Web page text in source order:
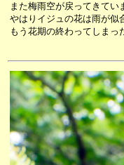
また梅雨空が戻ってきてい
やはりイジュの花は雨が似
もう花期の終わってしま